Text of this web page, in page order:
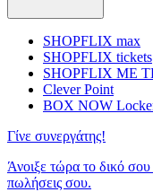
SHOPFLIX max
SHOPFLIX tickets
SHOPFLIX ΜΕ
Clever Point
BOX NOW
Γίνε συνεργάτης!
Άνοιξε τώρα το δικό
πωλήσεις σου.